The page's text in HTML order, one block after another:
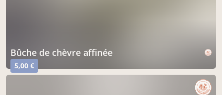
bûche de chèvre affinée
5,00 €